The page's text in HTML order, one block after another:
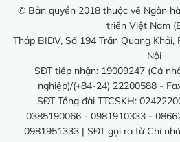
© Bản quyền 2018 thuộc về Ngân
triển Việt Nam
Tháp BIDV, Số 194 Trần Quang
Nội
SĐT tiếp nhận: 19009247 (Cá
nghiệp)/(+84-24) 22200588 -
SĐT Tổng đài TTCSKH:
0385190066 - 0981910333 -
0981951333 | SĐT gọi ra từ Chi